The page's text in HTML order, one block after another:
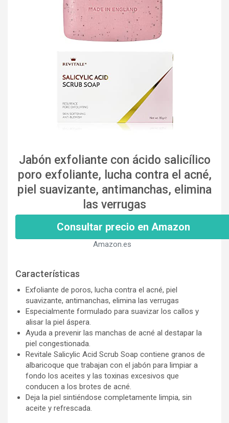
Jabón exfoliante con ácido salicílico
poro exfoliante, lucha contra el acné,
piel suavizante, antimanchas, elimina
las verrugas
Consultar precio en Amazon
Amazon.es
Características
Exfoliante de poros, lucha contra el acné, piel
suavizante, antimanchas, elimina las verrugas
Especialmente formulado para suavizar los callos y
alisar la piel áspera.
Ayuda a prevenir las manchas de acné al destapar la
piel congestionada.
Revitale Salicylic Acid Scrub Soap contiene granos de
albaricoque que trabajan con el jabón para limpiar a
fondo los aceites y las toxinas excesivos que
conducen a los brotes de acné.
Deja la piel sintiéndose completamente limpia, sin
aceite y refrescada.